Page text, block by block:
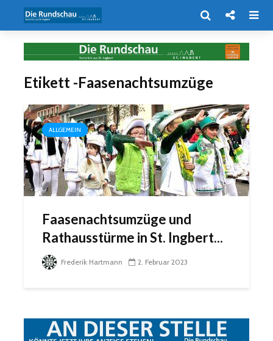
Etikett -Faasenachtsumzüge
ALLGEMEIN
Faasenachtsumzüge und
Rathausstürme in St. Ingbert...
Frederik Hartmann 2. Februar 2023